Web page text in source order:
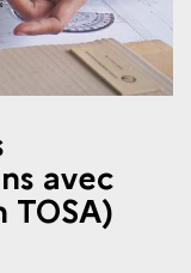
avec